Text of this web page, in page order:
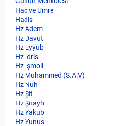
Hac ve Umre
Hadis
Hz Adem
Hz Davut
Hz Eyyub
Hz İdris
Hz İşmoil
Hz Muhammed (S.A.V)
Hz Nuh
Hz Şit
Hz Şuayb
Hz Yakub
Hz Yunus